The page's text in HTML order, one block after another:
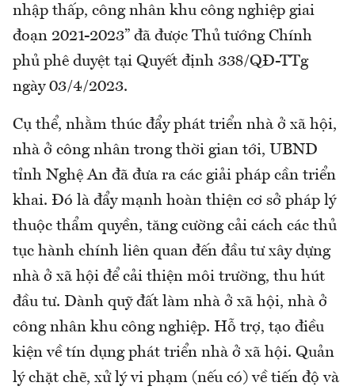
nhập thấp, công nhân khu công nghiệp giai
đoạn 2021-2023” đã được Thủ tướng Chính
phủ phê duyệt tại Quyết định 338/QĐ-TTg
ngày 03/4/2023.
Cụ thể, nhằm thúc đẩy phát triển nhà ở xã hội,
nhà ở công nhân trong thời gian tới, UBND
tỉnh Nghệ An đã đưa ra các giải pháp cần triển
khai. Đó là đẩy mạnh hoàn thiện cơ sở pháp lý
thuộc thẩm quyền, tăng cường cải cách các thủ
tục hành chính liên quan đến đầu tư xây dựng
nhà ở xã hội để cải thiện môi trường, thu hút
đầu tư. Dành quỹ đất làm nhà ở xã hội, nhà ở
công nhân khu công nghiệp. Hỗ trợ, tạo điều
kiện về tín dụng phát triển nhà ở xã hội. Quản
lý chặt chẽ, xử lý vi phạm (nếu có) về tiến độ và